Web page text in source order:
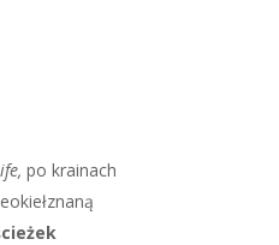
po krainach